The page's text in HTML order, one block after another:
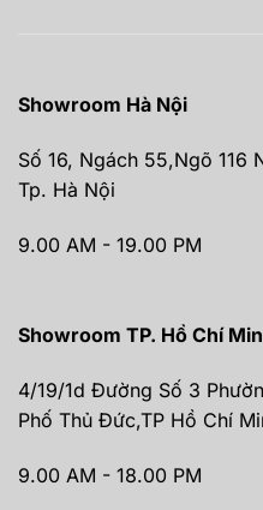
Showroom Hà Nội
Số 16, Ngách 55,Ngõ 116
Tp. Hà Nội
9.00 AM - 19.00 PM
Showroom TP. Hồ Chí
4/19/1d Đường Số 3
Phố Thủ Đức,TP Hồ Chí
9.00 AM - 18.00 PM